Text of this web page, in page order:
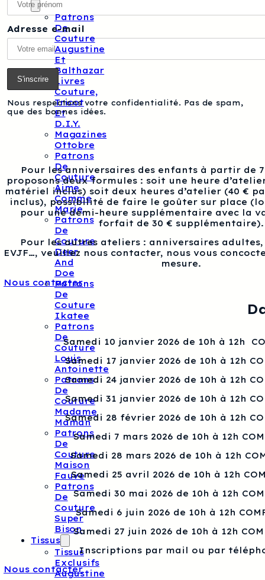
Patrons
De
Couture
Augustine
Et
Balthazar
Livres
Couture,
Tricot
Et
D.I.Y.
Magazines
Ottobre
Patrons
De
Couture
Aime
Comme
Marie
Patrons
De
Couture
Deer
And
Doe
Patrons
De
Couture
Ikatee
Patrons
De
Couture
Louis
Antoinette
Patrons
De
Couture
Madame
Maman
Patrons
De
Couture
Maison
Fauve
Patrons
De
Couture
Super
Bison
Tissus
Tissus
Exclusifs
Augustine
Adresse e-mail
Nous respectons votre confidentialité. Pas de spam,
que des bonnes idées.
Pour les anniversaires des enfants à partir de
proposons deux formules : soit une heure
matériel inclus) soit deux heures d’atelier (40 €
inclus), possibilité de faire le goûter sur place
pour une demi-heure supplémentaire avec la
forfait de 30 € supplémentaire).
Pour les autres ateliers : anniversaires
EVJF…, veuillez nous contacter, nous vous
mesure.
Nous contacter
Samedi 10 janvier 2026 de 10h à 12h
Samedi 17 janvier 2026 de 10h à 12h
Samedi 24 janvier 2026 de 10h à 12h
Samedi 31 janvier 2026 de 10h à 12h
Samedi 28 février 2026 de 10h à 12h
Samedi 7 mars 2026 de 10h à 12h
Samedi 28 mars 2026 de 10h à 12h
Samedi 25 avril 2026 de 10h à 12h
Samedi 30 mai 2026 de 10h à 12h
Samedi 6 juin 2026 de 10h à 12h
Samedi 27 juin 2026 de 10h à 12h
Inscriptions par mail ou par
Nous contacter